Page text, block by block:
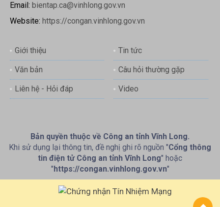
Email: bientap.ca@vinhlong.gov.vn
Website: https://congan.vinhlong.gov.vn
Giới thiệu Tin tức
Văn bản Câu hỏi thường gặp
Liên hệ - Hỏi đáp Video
Bản quyền thuộc về Công an tỉnh Vĩnh Long.
Khi sử dụng lại thông tin, đề nghị ghi rõ nguồn "Cổng thông
tin điện tử Công an tỉnh Vĩnh Long" hoặc
"https://congan.vinhlong.gov.vn"